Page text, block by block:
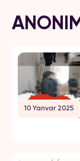
10 Yanvar 2025